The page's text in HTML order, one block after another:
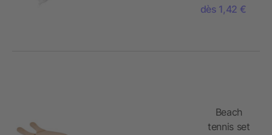
dès 1,42 €
Beach
tennis set